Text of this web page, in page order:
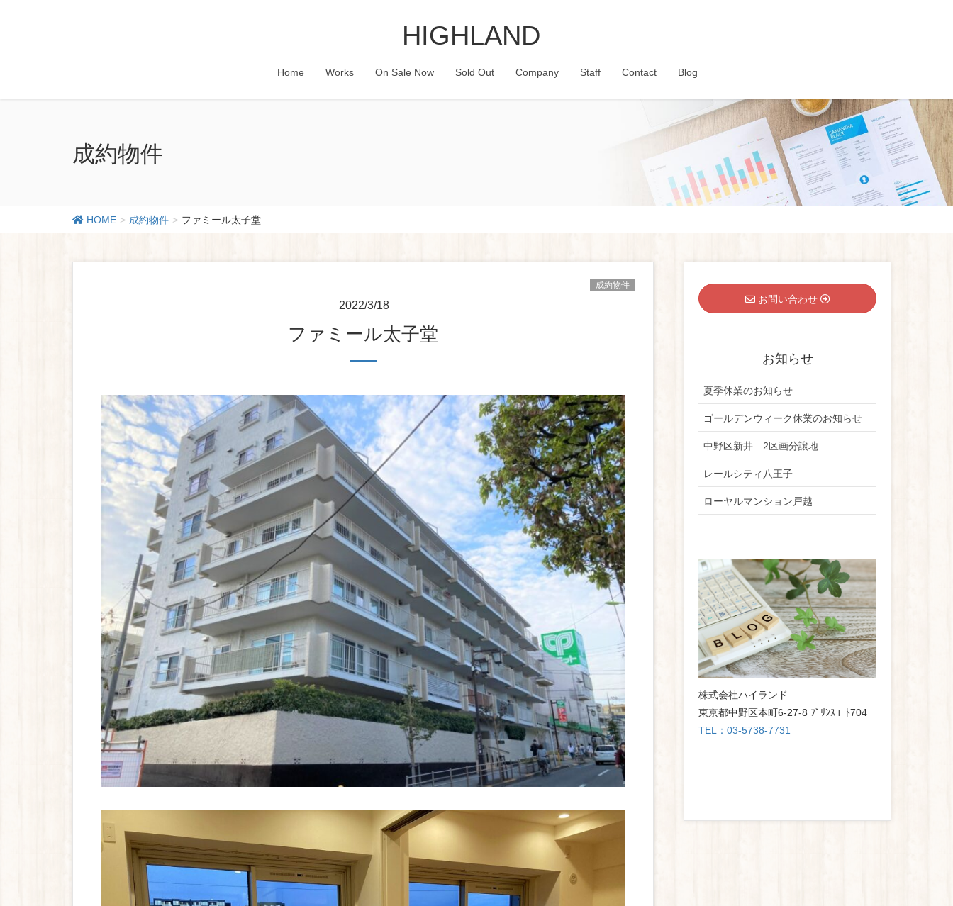
HIGHLAND
Home Works On Sale Now Sold Out Company Staff Contact Blog
成約物件
HOME 成約物件 ファミール太子堂
2022/3/18
成約物件
ファミール太子堂
お問い合わせ
お知らせ
夏季休業のお知らせ
ゴールデンウィーク休業のお知らせ
中野区新井 2区画分譲地
レールシティ八王子
ローヤルマンション戸越
株式会社ハイランド
東京都中野区本町6-27-8 ﾌﾟﾘﾝｽｺｰﾄ704
TEL：03-5738-7731